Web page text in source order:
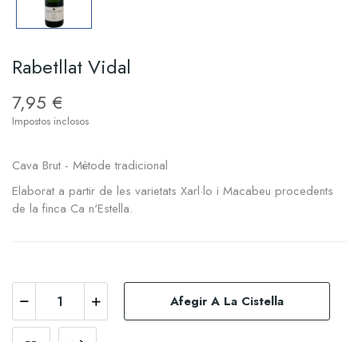
Rabetllat Vidal
7,95 €
Impostos inclosos
Cava Brut - Mètode tradicional
Elaborat a partir de les varietats Xarl·lo i Macabeu procedents
de la finca Ca n'Estella.
Afegir A La Cistella